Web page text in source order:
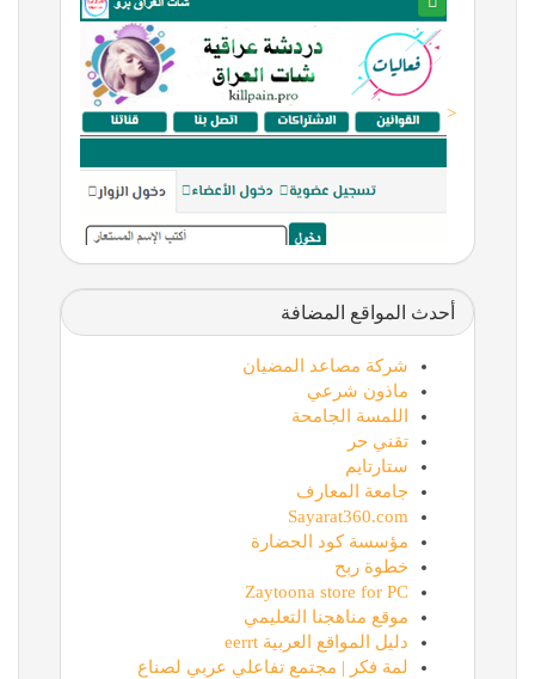
<
أحدث المواقع المضافة
شركة مصاعد المضيان
ماذون شرعي
اللمسة الجامحة
تقني حر
ستارتايم
جامعة المعارف
Sayarat360.com
مؤسسة كود الحضارة
خطوة ربح
Zaytoona store for PC
موقع مناهجنا التعليمي
دليل المواقع العربية eerrt
لمة فكر | مجتمع تفاعلي عربي لصناع